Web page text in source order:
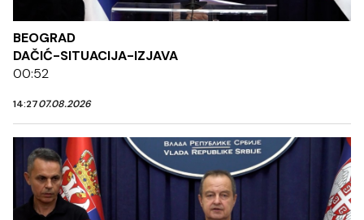
BEOGRAD
DAČIĆ-SITUACIJA-IZJAVA
00:52
14:2707.08.2026